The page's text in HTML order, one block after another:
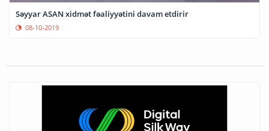
Səyyar ASAN xidmət fəaliyyətini davam etdirir
08-10-2019